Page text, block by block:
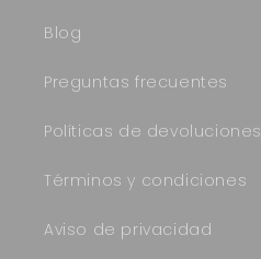
Blog
Preguntas frecuentes
Políticas de devoluciones
Términos y condiciones
Aviso de privacidad